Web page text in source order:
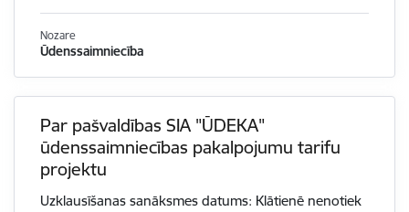
Nozare
Ūdenssaimniecība
Par pašvaldības SIA "ŪDEKA"
ūdenssaimniecības pakalpojumu tarifu
projektu
Uzklausīšanas sanāksmes datums: Klātienē nenotiek